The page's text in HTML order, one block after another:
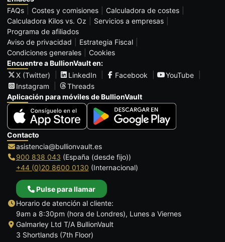
FAQs
Costes y comisiones
Calculadora de costes
Calculadora Kilos vs. Oz
Servicios a empresas
Programa de afiliados
Aviso de privacidad
Estrategia Fiscal
Condiciones generales
Cookies
Encuentre a BullionVault en:
X (Twitter)
LinkedIn Facebook
YouTube
Instagram
Threads
Aplicación para móviles de BullionVault
Contacto
asistencia@bullionvault.es
900 838 043 (España (desde fijo))
+44 (0)20 8600 0130 (Internacional)
Pulse para llamar
Horario de atención al cliente:
9am a 8:30pm (hora de Londres), Lunes a Viernes
Galmarley Ltd T/A BullionVault
3 Shortlands (7th Floor)